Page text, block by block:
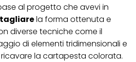
al progetto che avevi in
tagliarela forma ottenuta e
diverse tecniche come il
di elementi tridimensionali e
la cartapesta colorata.